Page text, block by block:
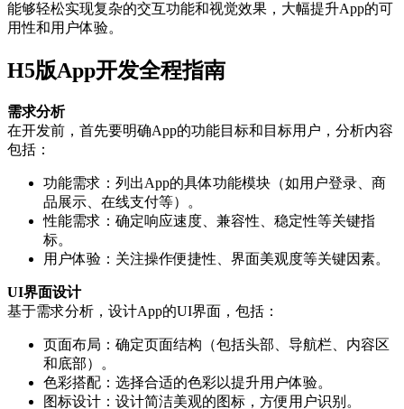
能够轻松实现复杂的交互功能和视觉效果，大幅提升App的可
用性和用户体验。
H5版App开发全程指南
需求分析
在开发前，首先要明确App的功能目标和目标用户，分析内容
包括：
功能需求：列出App的具体功能模块（如用户登录、商
品展示、在线支付等）。
性能需求：确定响应速度、兼容性、稳定性等关键指
标。
用户体验：关注操作便捷性、界面美观度等关键因素。
UI界面设计
基于需求分析，设计App的UI界面，包括：
页面布局：确定页面结构（包括头部、导航栏、内容区
和底部）。
色彩搭配：选择合适的色彩以提升用户体验。
图标设计：设计简洁美观的图标，方便用户识别。